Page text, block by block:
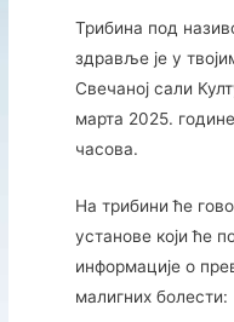
Трибина под
здравље је у
Свечаној сали
марта 2025.
часова.
На трибини ће
установе који ће
информације о
малигних болести: